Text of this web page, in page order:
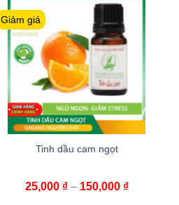
Giảm giá
Tinh dầu cam ngọt
25,000 ₫– 150,000 ₫